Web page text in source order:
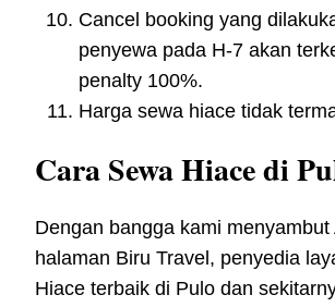
Cancel booking yang
penyewa pada H-7 akan
penalty 100%.
Harga sewa hiace tidak
Cara Sewa Hiace di
Dengan bangga kami menyambut
halaman Biru Travel, penyedia
Hiace terbaik di Pulo dan